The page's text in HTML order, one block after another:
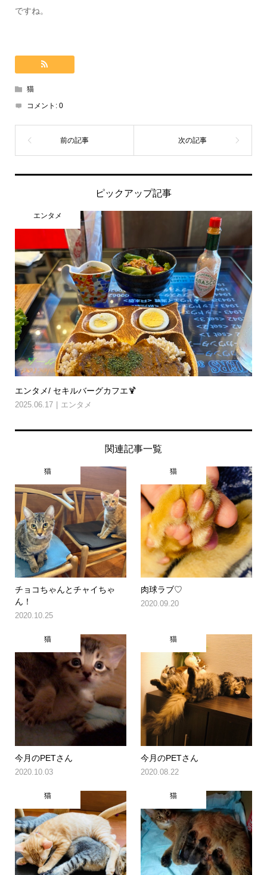
ですね。
猫
コメント: 0
ピックアップ記事
エンタメ
エンタメ/ セキルバーグカフエ🍹
2025.06.17 エンタメ
関連記事一覧
猫
チョコちゃんとチャイちゃ
ん！
2020.10.25
猫
肉球ラブ♡
2020.09.20
猫
今月のPETさん
2020.10.03
猫
今月のPETさん
2020.08.22
猫 猫